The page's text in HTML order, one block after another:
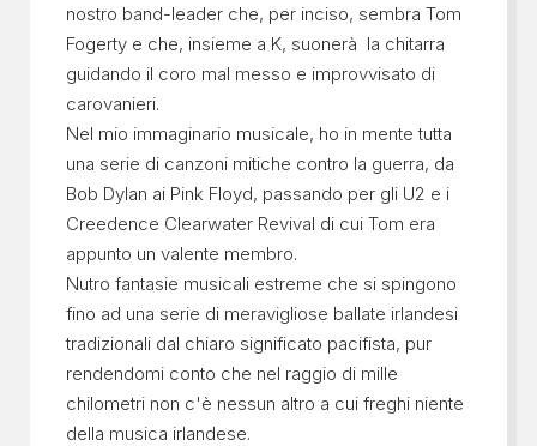
nostro band-leader che, per inciso, sembra Tom
Fogerty e che, insieme a K, suonerà la chitarra
guidando il coro mal messo e improvvisato di
carovanieri.
Nel mio immaginario musicale, ho in mente tutta
una serie di canzoni mitiche contro la guerra, da
Bob Dylan ai Pink Floyd, passando per gli U2 e i
Creedence Clearwater Revival di cui Tom era
appunto un valente membro.
Nutro fantasie musicali estreme che si spingono
fino ad una serie di meravigliose ballate irlandesi
tradizionali dal chiaro significato pacifista, pur
rendendomi conto che nel raggio di mille
chilometri non c'è nessun altro a cui freghi niente
della musica irlandese.